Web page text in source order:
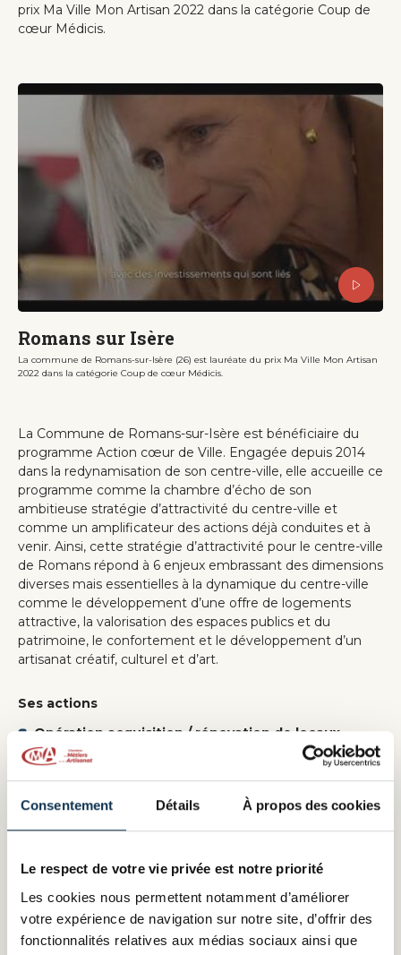
Consentement Détails À propos des cookies
Le respect de votre vie privée est notre priorité
Les cookies nous permettent notamment d’améliorer
votre expérience de navigation sur notre site, d’offrir des
fonctionnalités relatives aux médias sociaux ainsi que
prix Ma Ville Mon Artisan 2022 dans la catégorie Coup de
cœur Médicis.
Romans sur Isère
La commune de Romans-sur-Isère (26) est lauréate du prix Ma Ville Mon Artisan
2022 dans la catégorie Coup de cœur Médicis.
La Commune de Romans-sur-Isère est bénéficiaire du
programme Action cœur de Ville. Engagée depuis 2014
dans la redynamisation de son centre-ville, elle accueille ce
programme comme la chambre d’écho de son
ambitieuse stratégie d’attractivité du centre-ville et
comme un amplificateur des actions déjà conduites et à
venir. Ainsi, cette stratégie d’attractivité pour le centre-ville
de Romans répond à 6 enjeux embrassant des dimensions
diverses mais essentielles à la dynamique du centre-ville
comme le développement d’une offre de logements
attractive, la valorisation des espaces publics et du
patrimoine, le confortement et le développement d’un
artisanat créatif, culturel et d’art.
Ses actions
Opération acquisition / rénovation de locaux
commerciaux :
La ville a fait l’acquisition de 3 rez-de-
chaussée stratégiques en cœur de ville (avec le soutien
génératrices de flux en centre-ville (campus connecté,
centre d’art, nouvelle offre de restauration)
Opérations de boutiques éphémères
Création d’un réseau des propriétaires et d’un
observatoire de l’immobilier commercial